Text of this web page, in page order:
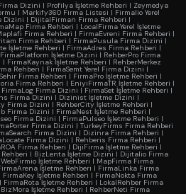
Dizini | Profilya İşletme Rehberi | Zeymedya
| Markify360 Firma Listesi | Firmalio Yerel
Dizini | DijitalFirman Firma Rehberi |
Firma Rehberi | LocalFirma Yerel İşletme
Firma Rehberi | FirmaEvreni Firma Rehberi |
Firma Rehberi | FirmaPusula Firma Dizini |
İşletme Rehberi | FirmaAdres Firma Rehberi |
FirmaPlatform İşletme Dizini | RehberPro Firma
| FirmaKaynak İşletme Rehberi | RehberMerkez
Rehberi | FirmaSemt Yerel Firma Dizini |
Firma Rehberi | FirmaPro İşletme Rehberi |
Firma Rehberi | EniyiFirmaTR İşletme Rehberi |
FirmaLog Firma Dizini |FirmaSet İşletme Rehberi |
Firma Dizini | Dizinist İşletme Dizini |
Firma Dizini | RehberCity İşletme Rehberi |
Firma Dizini | FirmaNest İşletme Rehberi |
Firma Dizini | FirmaPulseo İşletme Rehberi |
Firma Dizini | TurkeyFirms Firma Rehberi
Firma Dizini | Dizinra Firma Rehberi |
Firma Dizini | Rehberis Firma Rehberi |
Firma Rehberi | DijiFirma İşletme Rehberi |
| BizLenta İşletme Dizini | Dijitalio Firma
WebFirmio İşletme Rehberi | MapFirma Firma
İşletme Rehberi | FirmaLinka Firma
FirmaKey İşletme Rehberi | FirmaNokta Firma
| FirmaRota İşletme Rehberi | LokalRehber Firma
BizMora İşletme Rehberi | RehberNeti Firma